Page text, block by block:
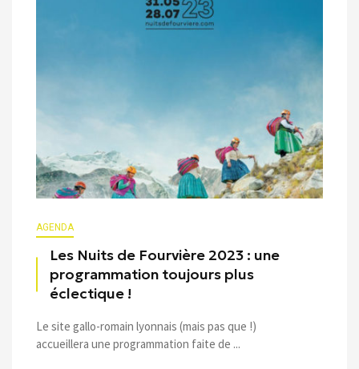
AGENDA
Les Nuits de Fourvière 2023 : une
programmation toujours plus
éclectique !
Le site gallo-romain lyonnais (mais pas que !)
accueillera une programmation faite de ...